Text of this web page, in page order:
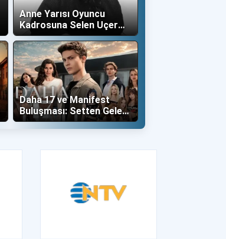
Anne Yarısı Oyuncu
Kadrosuna Selen Uçer
"Altın" Karakteri İle Dahil
Oldu!
Daha 17 ve Manifest
Buluşması: Setten Gelen
İlk Kareler Büyüledi!